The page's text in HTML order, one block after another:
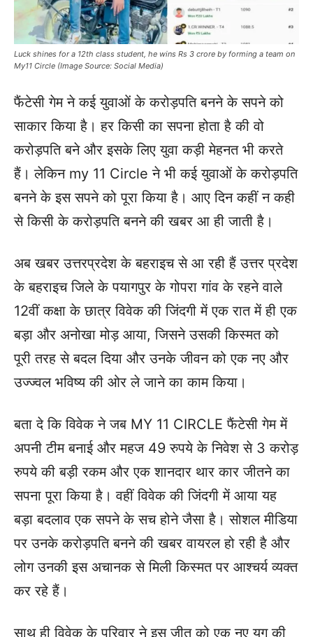
Luck shines for a 12th class student, he wins Rs 3 crore by forming a team on
My11 Circle (Image Source: Social Media)
फैंटेसी गेम ने कई युवाओं के करोड़पति बनने के सपने को
साकार किया है। हर किसी का सपना होता है की वो
करोड़पति बने और इसके लिए युवा कड़ी मेहनत भी करते
हैं। लेकिन my 11 Circle ने भी कई युवाओं के करोड़पति
बनने के इस सपने को पूरा किया है। आए दिन कहीं न कही
से किसी के करोड़पति बनने की खबर आ ही जाती है।
अब खबर उत्तरप्रदेश के बहराइच से आ रही हैं उत्तर प्रदेश
के बहराइच जिले के पयागपुर के गोपरा गांव के रहने वाले
12वीं कक्षा के छात्र विवेक की जिंदगी में एक रात में ही एक
बड़ा और अनोखा मोड़ आया, जिसने उसकी किस्मत को
पूरी तरह से बदल दिया और उनके जीवन को एक नए और
उज्ज्वल भविष्य की ओर ले जाने का काम किया।
बता दे कि विवेक ने जब MY 11 CIRCLE फैंटेसी गेम में
अपनी टीम बनाई और महज 49 रुपये के निवेश से 3 करोड़
रुपये की बड़ी रकम और एक शानदार थार कार जीतने का
सपना पूरा किया है।वहीं विवेक की जिंदगी में आया यह
बड़ा बदलाव एक सपने के सच होने जैसा है।सोशल मीडिया
पर उनके करोड़पति बनने की खबर वायरल हो रही है और
लोग उनकी इस अचानक से मिली किस्मत पर आश्चर्य व्यक्त
कर रहे हैं।
साथ ही विवेक के परिवार ने इस जीत को एक नए युग की